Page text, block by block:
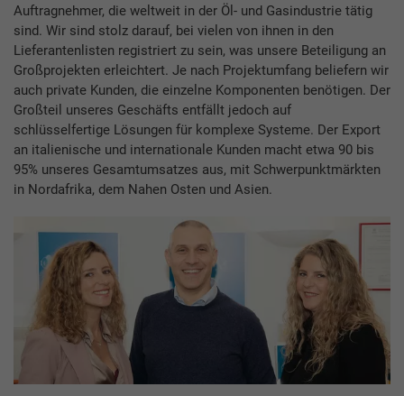
Auftragnehmer, die weltweit in der Öl- und Gasindustrie tätig
sind. Wir sind stolz darauf, bei vielen von ihnen in den
Lieferantenlisten registriert zu sein, was unsere Beteiligung an
Großprojekten erleichtert. Je nach Projektumfang beliefern wir
auch private Kunden, die einzelne Komponenten benötigen. Der
Großteil unseres Geschäfts entfällt jedoch auf
schlüsselfertige Lösungen für komplexe Systeme. Der Export
an italienische und internationale Kunden macht etwa 90 bis
95% unseres Gesamtumsatzes aus, mit Schwerpunktmärkten
in Nordafrika, dem Nahen Osten und Asien.